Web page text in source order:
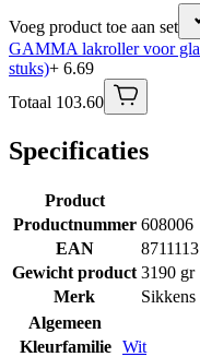
Voeg product toe aan set
GAMMA lakroller voor
stuks)+ 6.69
Totaal 103.60
Specificaties
Product
Productnummer 608006
EAN
Gewicht product 3190 gr
Merk
Sikkens
Algemeen
Kleurfamilie
Wit